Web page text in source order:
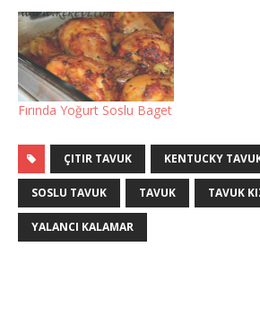
Fırında Yoğurt Soslu Baget
ÇITIR TAVUK KENTUCKY
SOSLU TAVUK TAVUK TAVUK
YALANCI KALAMAR